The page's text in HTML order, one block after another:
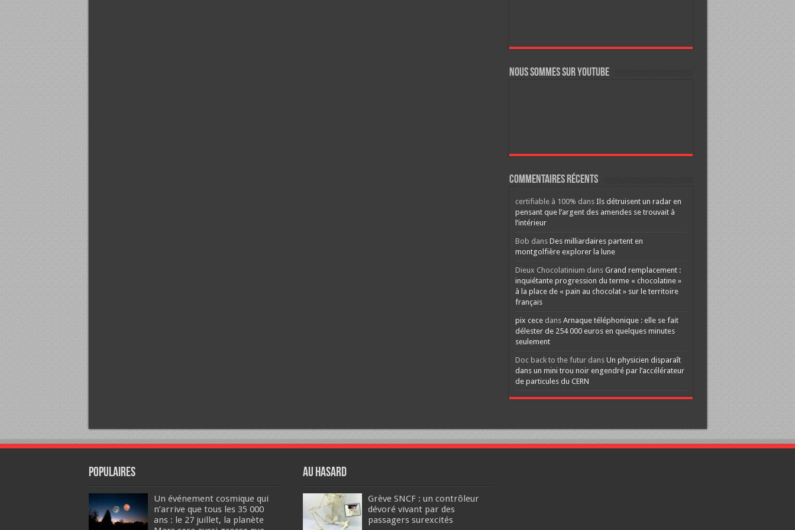
Nous sommes sur YouTube
Commentaires récents
certifiable à 100% dans Ils détruisent un radar en
pensant que l’argent des amendes se trouvait à
l’intérieur
Bob dans Des milliardaires partent en
montgolfière explorer la lune
Dieux Chocolatinium dans Grand remplacement :
inquiétante progression du terme « chocolatine »
à la place de « pain au chocolat » sur le territoire
français
pix cecedans Arnaque téléphonique : elle se fait
délester de 254 000 euros en quelques minutes
seulement
Doc back to the futurdans Un physicien disparaît
dans un mini trou noir engendré par l’accélérateur
de particules du CERN
Populaires
Un événement cosmique qui
n’arrive que tous les 35 000
ans : le 27 juillet, la planète
Au hasard
Grève SNCF : un contrôleur
dévoré vivant par des
passagers surexcités